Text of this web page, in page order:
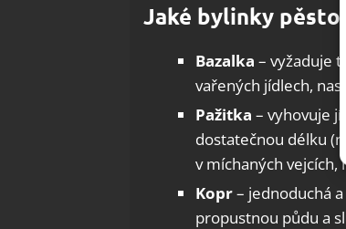
Jaké bylinky
Bazalka – vyžaduje
vařených jídlech,
Pažitka – vyhovuje jí
dostatečnou délku
v míchaných vejcích,
Kopr– jednoduchá
propustnou půdu a